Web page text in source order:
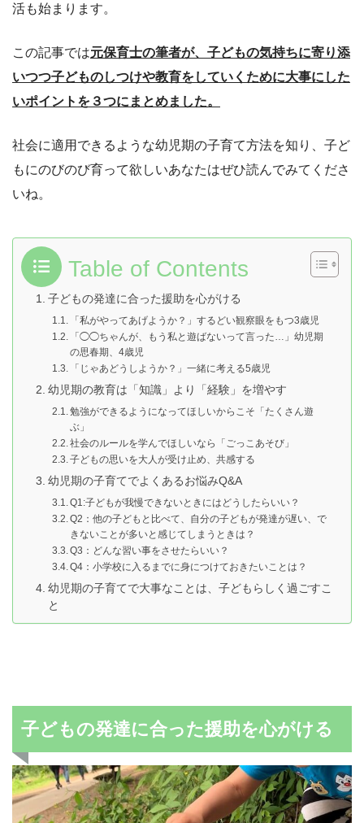
活も始まります。
この記事では元保育士の筆者が、子どもの気持ちに寄り添
いつつ子どものしつけや教育をしていくために大事にした
いポイントを３つにまとめました。
社会に適用できるような幼児期の子育て方法を知り、子ど
もにのびのび育って欲しいあなたはぜひ読んでみてくださ
いね。
Table of Contents
子どもの発達に合った援助を心がける
「私がやってあげようか？」するどい観察眼をもつ3歳児
「◯◯ちゃんが、もう私と遊ばないって言った…」幼児期
の思春期、4歳児
「じゃあどうしようか？」一緒に考える5歳児
幼児期の教育は「知識」より「経験」を増やす
勉強ができるようになってほしいからこそ「たくさん遊
ぶ」
社会のルールを学んでほしいなら「ごっこあそび」
子どもの思いを大人が受け止め、共感する
幼児期の子育てでよくあるお悩みQ&A
Q1:子どもが我慢できないときにはどうしたらいい？
Q2：他の子どもと比べて、自分の子どもが発達が遅い、で
きないことが多いと感じてしまうときは？
Q3：どんな習い事をさせたらいい？
Q4：小学校に入るまでに身につけておきたいことは？
幼児期の子育てで大事なことは、子どもらしく過ごすこ
と
子どもの発達に合った援助を心がける